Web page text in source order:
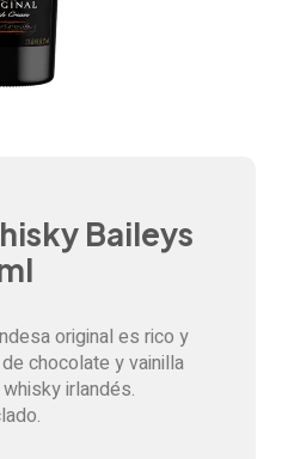
Baileys
original es rico y
chocolate y vainilla
irlandés.